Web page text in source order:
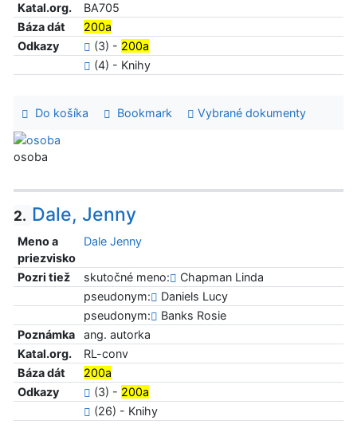
Katal.org.
BA705
Báza dát
200a
Odkazy
(3) - 200a
(4) - Knihy
Do košíka Bookmark Vybrané dokumenty
osoba
2. Dale, Jenny
Meno a
priezvisko
Dale Jenny
Pozri tiež skutočné meno:
Chapman Linda
pseudonym:
Daniels Lucy
pseudonym:
Banks Rosie
Poznámka
ang. autorka
Katal.org.
RL-conv
Báza dát
200a
Odkazy
(3) - 200a
(26) - Knihy